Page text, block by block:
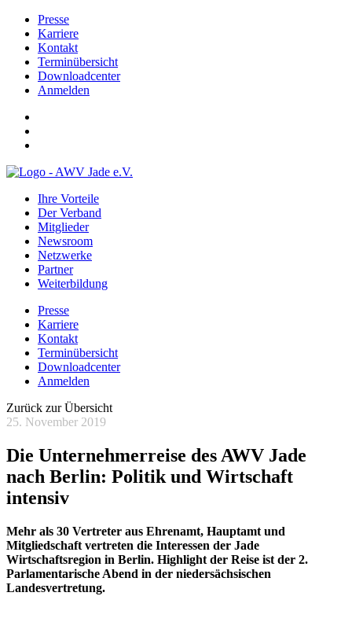
Presse
Karriere
Kontakt
Terminübersicht
Downloadcenter
Anmelden
Ihre Vorteile
Der Verband
Mitglieder
Newsroom
Netzwerke
Partner
Weiterbildung
Presse
Karriere
Kontakt
Terminübersicht
Downloadcenter
Anmelden
Zurück zur Übersicht
25. November 2019
Die Unternehmerreise des AWV Jade
nach Berlin: Politik und Wirtschaft
intensiv
Mehr als 30 Vertreter aus Ehrenamt, Hauptamt und
Mitgliedschaft vertreten die Interessen der Jade
Wirtschaftsregion in Berlin. Highlight der Reise ist der 2.
Parlamentarische Abend in der niedersächsischen
Landesvertretung.